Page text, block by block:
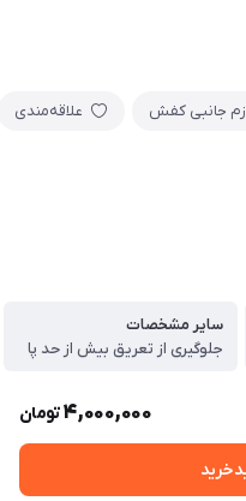
جانبی کفش علاقه‌مندی
سایر مشخصات
جلوگیری از تعریق بیش از حد پا
4,000,000تومان